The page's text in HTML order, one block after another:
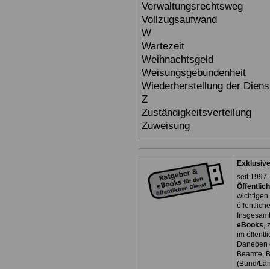
Verwaltungsrechtsweg
Vollzugsaufwand
W
Wartezeit
Weihnachtsgeld
Weisungsgebundenheit
Wiederherstellung der
Z
Zuständigkeitsverteilung
Zuweisung
seit 1997
wichtigen
eBooks,
im
Daneben
Beamte,
(Bund/